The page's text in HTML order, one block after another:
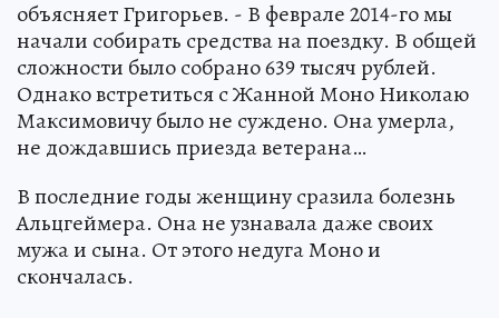
объясняет Григорьев. - В феврале 2014-го мы
начали собирать средства на поездку. В общей
сложности было собрано 639 тысяч рублей.
Однако встретиться с Жанной Моно Николаю
Максимовичу было не суждено. Она умерла,
не дождавшись приезда ветерана…
В последние годы женщину сразила болезнь
Альцгеймера. Она не узнавала даже своих
мужа и сына. От этого недуга Моно и
скончалась.